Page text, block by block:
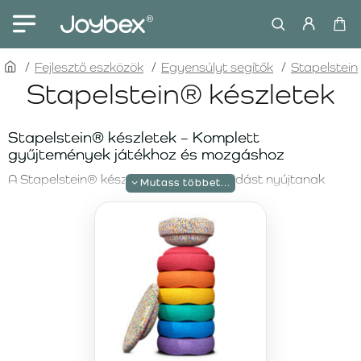
Stapelstein® készletek
homeFejlesztő eszközök Egyensúlyt segítők Stapelstein
Stapelstein® készletek – Komplett
gyűjtemények játékhoz és mozgáshoz
A Stapelstein® készletek ideális megoldást nyújtanak
azok számára, akik átfogó csomagokat keresnek a
szórakozáshoz, edzéshez és kreatív tanuláshoz. Minden
készlet egyedi kombinációkat kínál egyensúlyozó kövekből
és kiegészítőkből, amelyek végtelen lehetőségeket
biztosítanak a játékhoz. Környezetbarát kialakításuknak
és könnyű kezelésüknek köszönhetően minden korosztály
számára megfelelőek.
Stapelstein Rainbow Set Complete Pastel –
Lágy színek és végtelen lehetőségek